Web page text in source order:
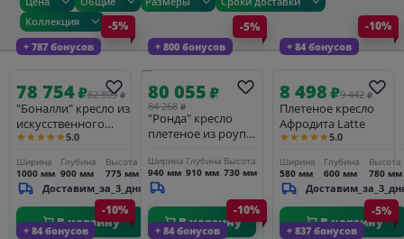
Коллекция
+ 787 бонусов
-5%
78 754₽82 899 ₽
"Боналли" кресло из
искусственного
ротанга, цвет
★★★★★5.0
Ширина
1000 мм
Глубина
900 мм
Высота
775 мм
Доставим_за_3_дня
В корзину
+ 800 бонусов
-5%
80 055₽
84 268 ₽
"Ронда" кресло
плетеное из роупа,
темно-серый
(RAL7024) муар,
роуп серый 40 мм
tex, ткань темно-
серая 027
Ширина
940 мм
Глубина
910 мм
Высота
730 мм
В корзину
+ 84 бонусов
-10%
8 498₽9 442 ₽
Плетеное кресло
Афродита Latte
★★★★★5.0
Ширина
580 мм
Глубина
600 мм
Высота
780 мм
В корзину
+ 84 бонусов
-10%
+ 84 бонусов
-10%
+ 837 бонусов
-5%